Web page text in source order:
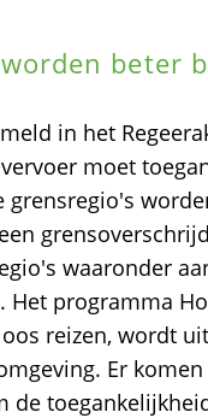
beter
in het
moet
grensregio's
waaronder
Het programma
reizen, wordt
Er
de